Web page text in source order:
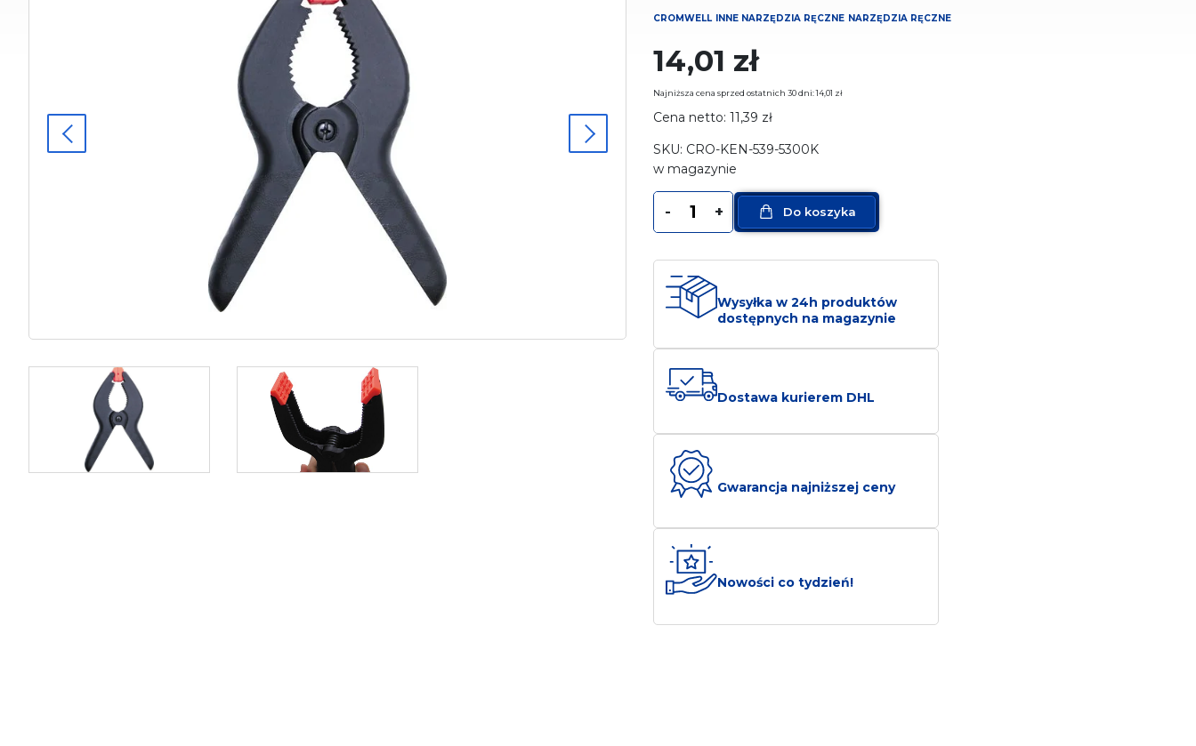
CROMWELL INNE NARZĘDZIA RĘCZNE NARZĘDZIA RĘCZNE
14,01 zł
Najniższa cena sprzed ostatnich 30 dni:14,01 zł
Cena netto: 11,39 zł
SKU: CRO-KEN-539-5300K
w magazynie
ilość
120mm
- + Do koszyka
Wysyłka w 24h produktów
dostępnych na magazynie
Dostawa kurierem DHL
Gwarancja najniższej ceny
Nowości co tydzień!